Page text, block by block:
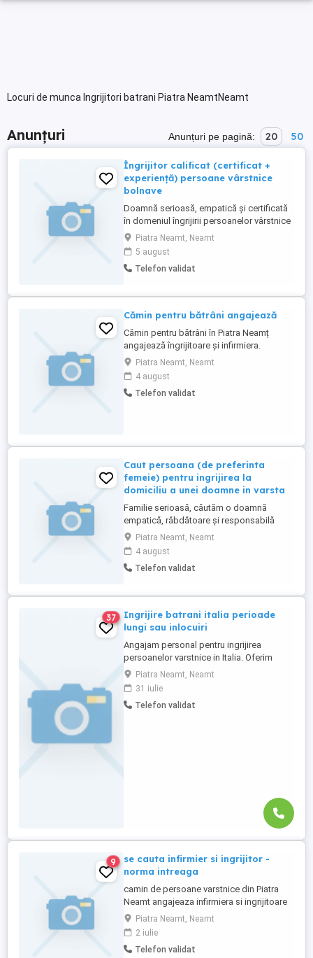
Locuri de munca Ingrijitori batrani Piatra NeamtNeamt
Anunțuri Anunțuri pe pagină: 20 50
Îngrijitor calificat (certificat +
experiență) persoane vârstnice
bolnave
Doamnă serioasă, empatică și certificată
în domeniul îngrijirii persoanelor vârstnice
și bolnave, ofer servicii profesionale de
asistență și ajutor la domiciliu pentru
doamne și domni în Targu Piatra Neamț și
localitățile învecinate. Dețin experiență
pentru deplasări ...
Piatra Neamt, Neamt
5 august
Telefon validat
Cămin pentru bătrâni angajează
Cămin pentru bătrâni în Piatra Neamț
angajează îngrijitoare și infirmiera.
Piatra Neamt, Neamt
4 august
Telefon validat
Caut persoana (de preferinta
femeie) pentru ingrijirea la
domiciliu a unei doamne in varsta
Familie serioasă, căutăm o doamnă
empatică, răbdătoare și responsabilă
pentru a oferi servicii de îngrijire la
domiciliu unei doamne în vârstă. Locația
se află în municipiul Piatra Neamț [zona
Dărmănești]. Ce presupune activitatea:
personală, îmbrăcare și deplasare ...
Piatra Neamt, Neamt
4 august
Telefon validat
37
Ingrijire batrani italia perioade
lungi sau inlocuiri
Angajam personal pentru ingrijirea
persoanelor varstnice in Italia. Oferim
stabilitate si sprijin pe toata perioada
contractului. Nu percepem nicio taxa in
Romania sau Italia! Cunostinte medii de
limba italiana! Experienta si recomandarile
Piatra Neamt, Neamt
31 iulie
Telefon validat
9
se cauta infirmier si ingrijitor -
norma intreaga
camin de persoane varstnice din Piatra
Neamt angajeaza infirmiera si ingrijitoare
norma intreaga. Detalii la nr de tel
Piatra Neamt, Neamt
2 iulie
Telefon validat